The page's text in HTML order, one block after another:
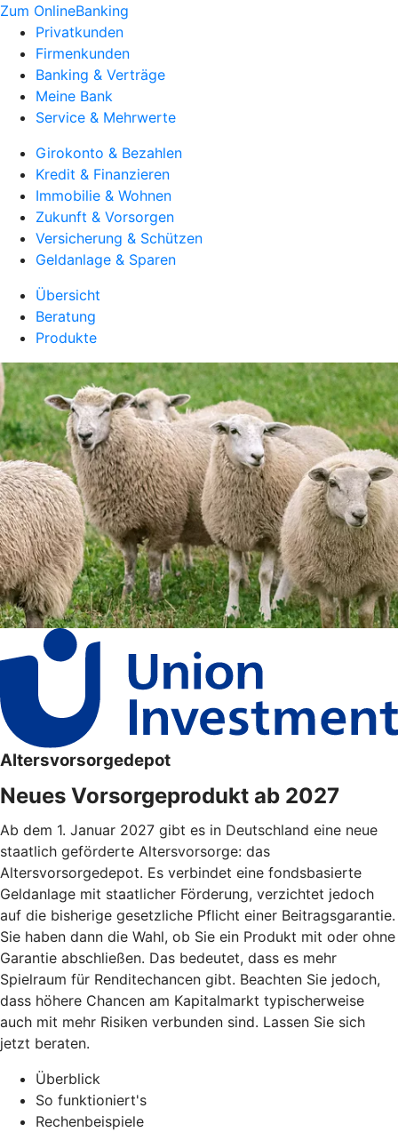
Zum OnlineBanking
Privatkunden
Firmenkunden
Banking & Verträge
Meine Bank
Service & Mehrwerte
Girokonto & Bezahlen
Kredit & Finanzieren
Immobilie & Wohnen
Zukunft & Vorsorgen
Versicherung & Schützen
Geldanlage & Sparen
Übersicht
Beratung
Produkte
Altersvorsorgedepot
Neues Vorsorgeprodukt ab 2027
Ab dem 1. Januar 2027 gibt es in Deutschland eine neue
staatlich geförderte Altersvorsorge: das
Altersvorsorgedepot. Es verbindet eine fondsbasierte
Geldanlage mit staatlicher Förderung, verzichtet jedoch
auf die bisherige gesetzliche Pflicht einer Beitragsgarantie.
Sie haben dann die Wahl, ob Sie ein Produkt mit oder ohne
Garantie abschließen. Das bedeutet, dass es mehr
Spielraum für Renditechancen gibt. Beachten Sie jedoch,
dass höhere Chancen am Kapitalmarkt typischerweise
auch mit mehr Risiken verbunden sind. Lassen Sie sich
jetzt beraten.
Überblick
So funktioniert's
Rechenbeispiele